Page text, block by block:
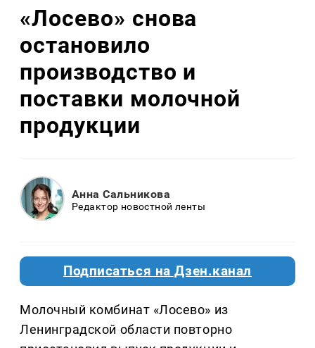
«Лосево» снова
остановило
производство и
поставки молочной
продукции
Анна Сальникова
Редактор новостной ленты
Подписаться на Дзен.канал
Молочный комбинат «Лосево» из
Ленинградской области повторно